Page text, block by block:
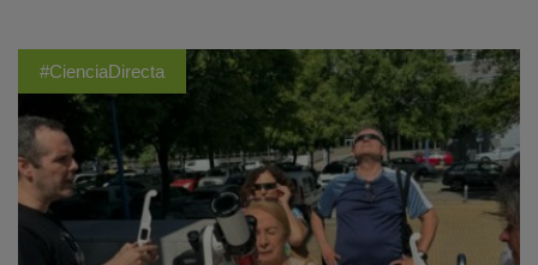
#CienciaDirecta